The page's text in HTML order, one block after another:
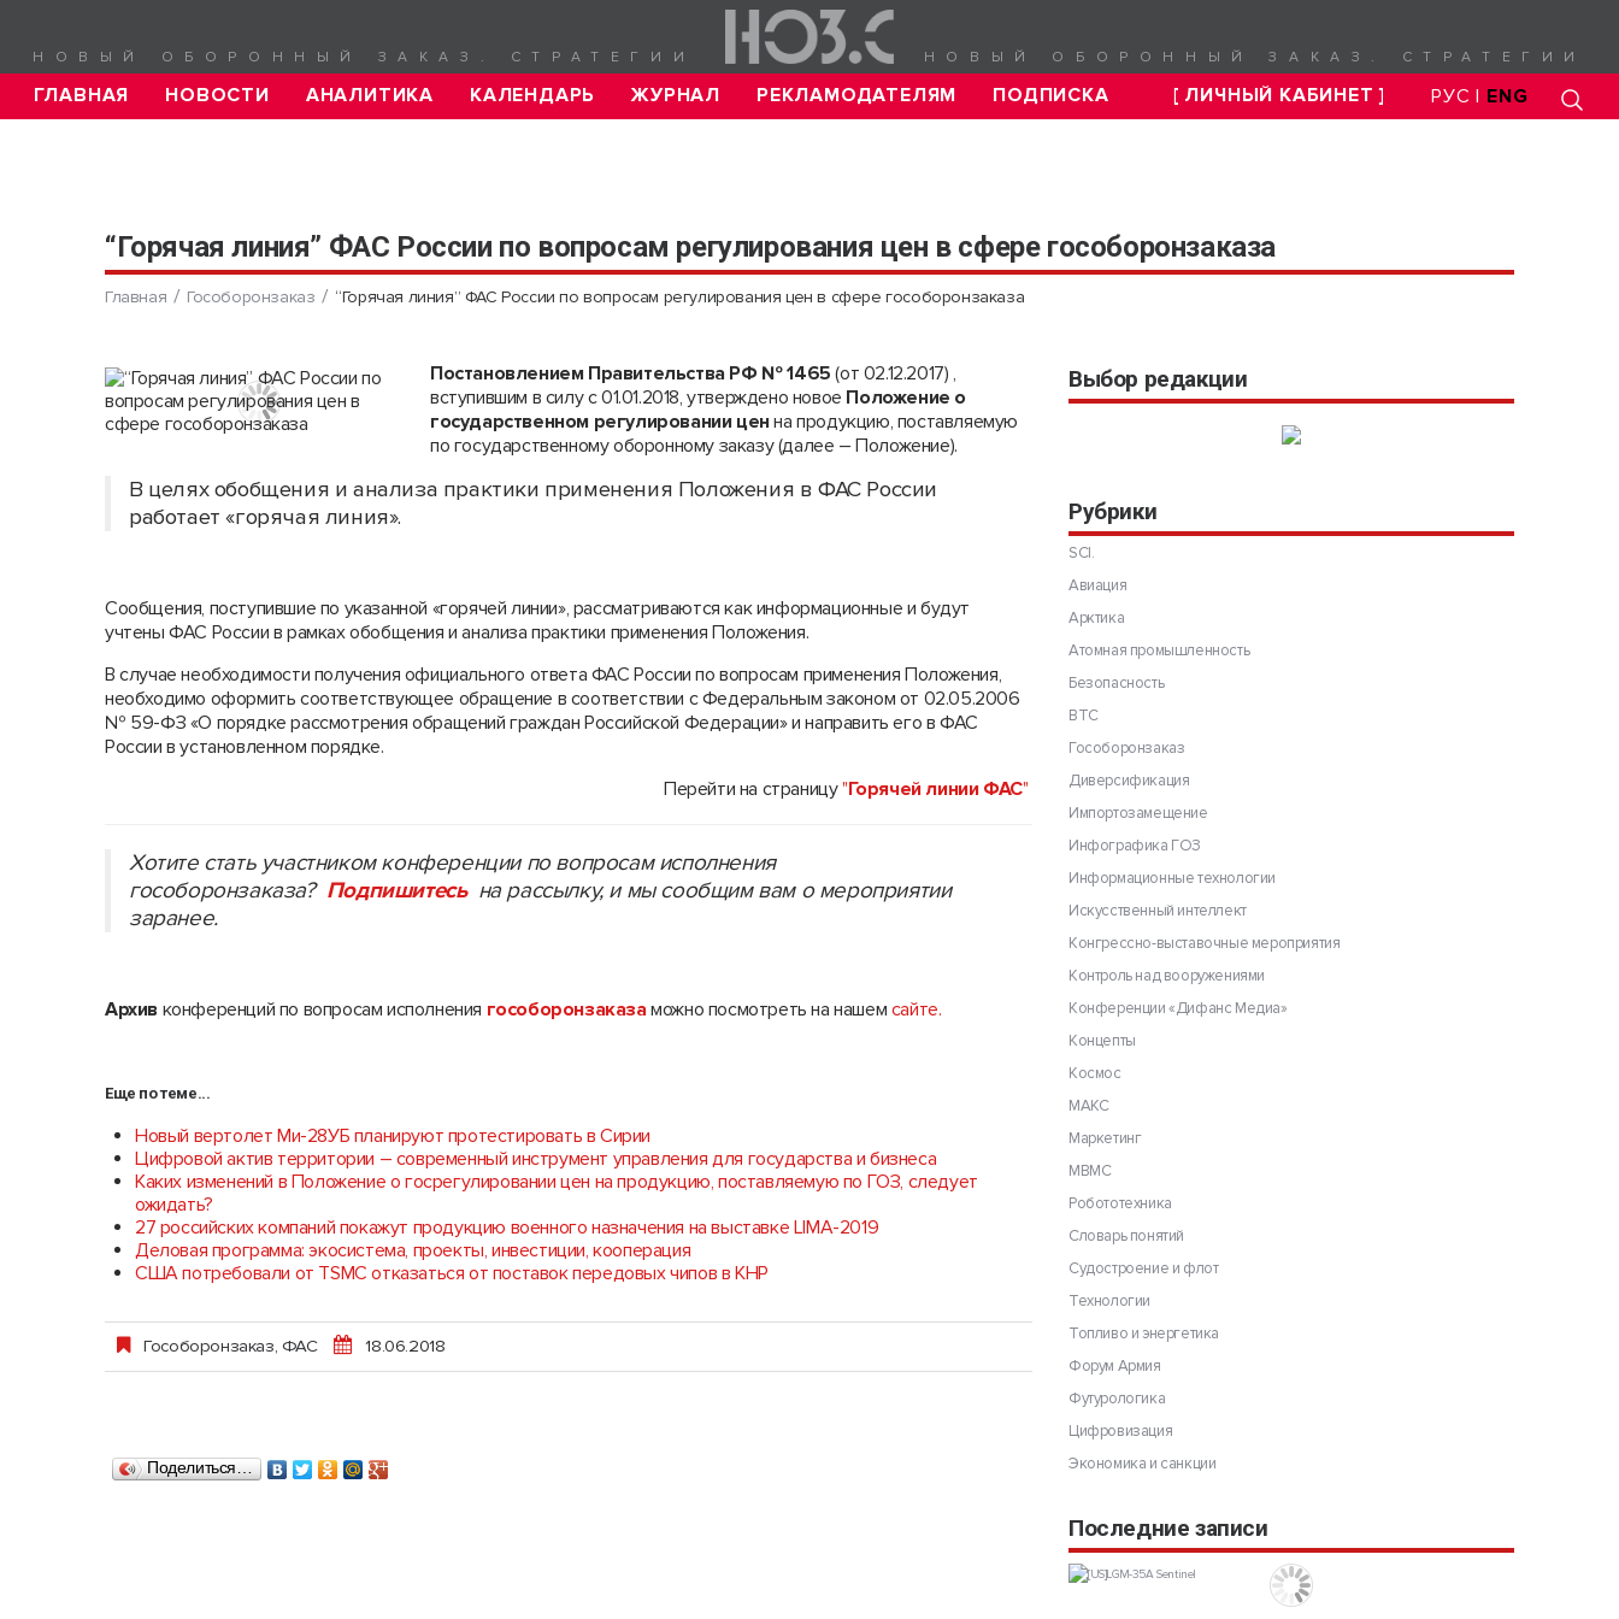
НОВЫЙ ОБОРОННЫЙ ЗАКАЗ. СТРАТЕГИИ НОВЫЙ ОБОРОННЫЙ ЗАКАЗ. СТРАТЕГИИ
ГЛАВНАЯ НОВОСТИ АНАЛИТИКА КАЛЕНДАРЬ ЖУРНАЛ РЕКЛАМОДАТЕЛЯМ ПОДПИСКА [ ЛИЧНЫЙ КАБИНЕТ ] РУС | ENG
“Горячая линия” ФАС России по вопросам регулирования цен в сфере гособоронзаказа
Главная Гособоронзаказ “Горячая линия” ФАС России по вопросам регулирования цен в сфере гособоронзаказа
Постановлением Правительства РФ № 1465 (от 02.12.2017) ,
вступившим в силу с 01.01.2018, утверждено новое Положение о
государственном регулировании цен на продукцию, поставляемую
по государственному оборонному заказу (далее – Положение).
В целях обобщения и анализа практики применения Положения в ФАС России
работает «горячая линия».
Сообщения, поступившие по указанной «горячей линии», рассматриваются как информационные и будут
учтены ФАС России в рамках обобщения и анализа практики применения Положения.
В случае необходимости получения официального ответа ФАС России по вопросам применения Положения,
необходимо оформить соответствующее обращение в соответствии с Федеральным законом от 02.05.2006
№ 59-ФЗ «О порядке рассмотрения обращений граждан Российской Федерации» и направить его в ФАС
России в установленном порядке.
Перейти на страницу"Горячей линии ФАС"
Хотите стать участником конференции по вопросам исполнения
гособоронзаказа? Подпишитесь на рассылку, и мы сообщим вам о мероприятии
заранее.
Архив конференций по вопросам исполнения гособоронзаказаможно посмотреть на нашем сайте.
Еще по теме...
Новый вертолет Ми-28УБ планируют протестировать в Сирии
Цифровой актив территории – современный инструмент управления для государства и бизнеса
Каких изменений в Положение о госрегулировании цен на продукцию, поставляемую по ГОЗ, следует
ожидать?
27 российских компаний покажут продукцию военного назначения на выставке LIMA-2019
Деловая программа: экосистема, проекты, инвестиции, кооперация
США потребовали от TSMC отказаться от поставок передовых чипов в КНР
Гособоронзаказ, ФАС 18.06.2018
Поделиться…
Выбор редакции
Рубрики
SCI.
Авиация
Арктика
Атомная промышленность
Безопасность
ВТС
Гособоронзаказ
Диверсификация
Импортозамещение
Инфографика ГОЗ
Информационные технологии
Искусственный интеллект
Конгрессно-выставочные мероприятия
Контроль над вооружениями
Конференции «Дифанс Медиа»
Концепты
Космос
МАКС
Маркетинг
МВМС
Робототехника
Словарь понятий
Судостроение и флот
Технологии
Топливо и энергетика
Форум Армия
Футурологика
Цифровизация
Экономика и санкции
Последние записи